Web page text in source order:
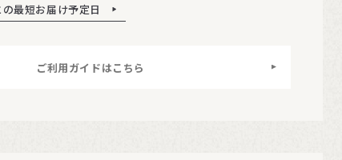
最短お届け予定日
ご利用ガイドはこちら